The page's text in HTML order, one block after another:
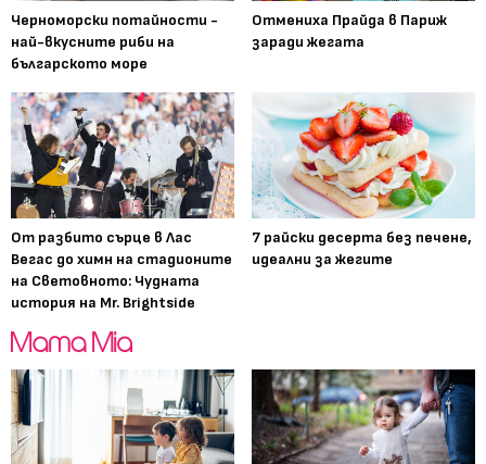
Черноморски потайности -
най-вкусните риби на
българското море
Отмениха Прайда в Париж
заради жегата
От разбито сърце в Лас
Вегас до химн на стадионите
на Световното: Чудната
история на Mr. Brightside
7 райски десерта без печене,
идеални за жегите